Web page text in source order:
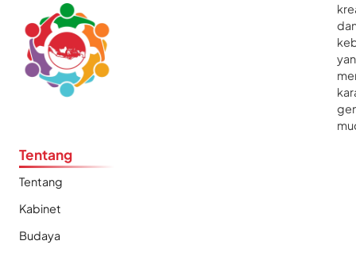
Tentang
Tentang
Kabinet
Budaya